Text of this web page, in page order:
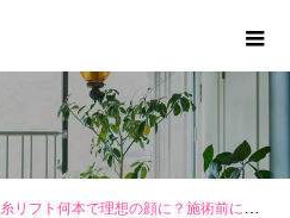
糸リフト何本で理想の顔に？施術前に知っておきたい本数の選び方